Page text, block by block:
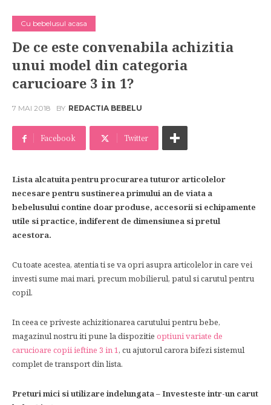
Cu bebelusul acasa
De ce este convenabila achizitia
unui model din categoria
carucioare 3 in 1?
7 MAI 2018 BY REDACTIA BEBELU
Facebook Twitter
Lista alcatuita pentru procurarea tuturor articolelor
necesare pentru sustinerea primului an de viata a
bebelusului contine doar produse, accesorii si echipamente
utile si practice, indiferent de dimensiunea si pretul
acestora.
Cu toate acestea, atentia ti se va opri asupra articolelor in care vei
investi sume mai mari, precum mobilierul, patul si carutul pentru
copil.
In ceea ce priveste achizitionarea carutului pentru bebe,
magazinul nostru iti pune la dispozitie optiuni variate de
carucioare copii ieftine 3 in 1, cu ajutorul carora bifezi sistemul
complet de transport din lista.
Preturi mici si utilizare indelungata – Investeste intr-un carut